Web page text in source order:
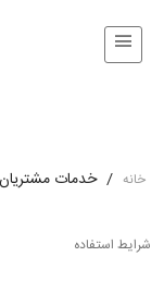
خانه / خدمات مشتریان
شرایط استفاده